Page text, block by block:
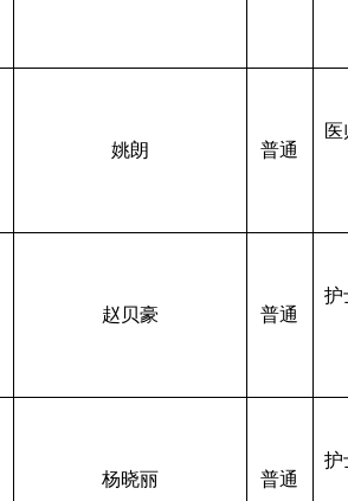
姚朗 普通
赵贝豪 普通
护
杨晓丽 普通
护